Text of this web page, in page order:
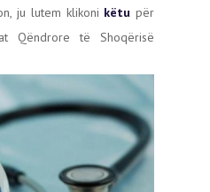
ju lutem klikoni këtu për
Qëndrore të Shoqërisë